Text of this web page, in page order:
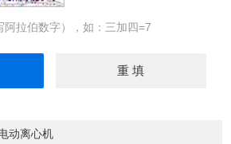
拉伯数字），如：三加四=7
动离心机